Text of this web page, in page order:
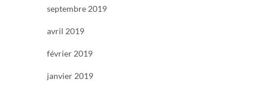
septembre 2019
avril 2019
février 2019
janvier 2019